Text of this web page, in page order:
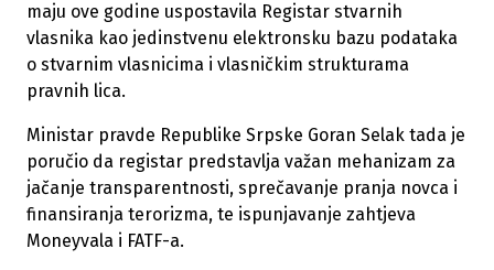
maju ove godine uspostavila Registar stvarnih
vlasnika kao jedinstvenu elektronsku bazu podataka
o stvarnim vlasnicima i vlasničkim strukturama
pravnih lica.
Ministar pravde Republike Srpske Goran Selak tada je
poručio da registar predstavlja važan mehanizam za
jačanje transparentnosti, sprečavanje pranja novca i
finansiranja terorizma, te ispunjavanje zahtjeva
Moneyvala i FATF-a.